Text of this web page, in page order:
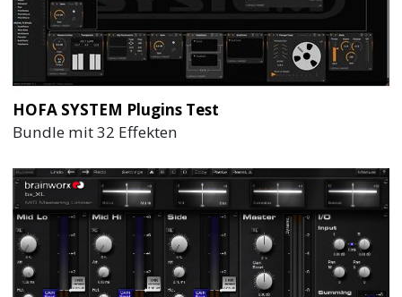
HOFA SYSTEM Plugins Test
Bundle mit 32 Effekten